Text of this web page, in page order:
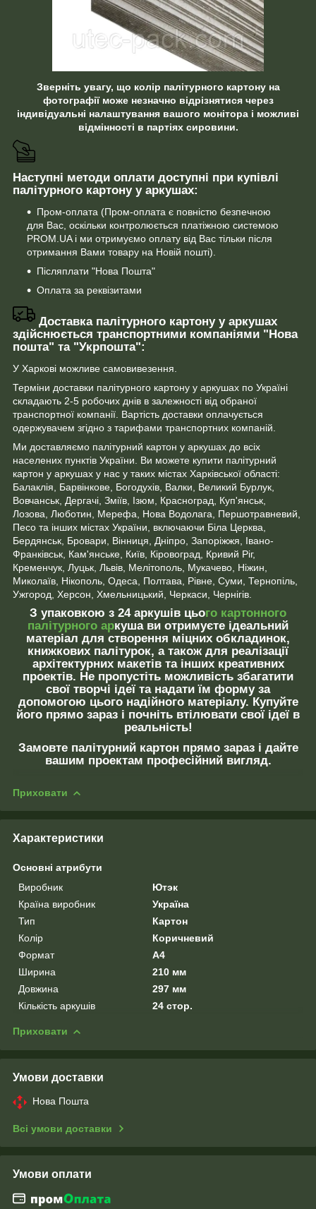
Зверніть увагу, що колір палітурного картону на
фотографії може незначно відрізнятися через
індивідуальні налаштування вашого монітора і можливі
відмінності в партіях сировини.
Наступні методи оплати доступні при купівлі
палітурного картону у аркушах:
Пром-оплата (Пром-оплата є повністю безпечною
для Вас, оскільки контролюється платіжною системою
PROM.UA і ми отримуємо оплату від Вас тільки після
отримання Вами товару на Новій пошті).
Післяплати "Нова Пошта"
Оплата за реквізитами
Доставка палітурного картону у аркушах
здійснюється транспортними компаніями "Нова
пошта" та "Укрпошта":
У Харкові можливе самовивезення.
Терміни доставки палітурного картону у аркушах по Україні
складають 2-5 робочих днів в залежності від обраної
транспортної компанії. Вартість доставки оплачується
одержувачем згідно з тарифами транспортних компаній.
Ми доставляємо палітурний картон у аркушах до всіх
населених пунктів України. Ви можете купити палітурний
картон у аркушах у нас у таких містах Харківської області:
Балаклія, Барвінкове, Богодухів, Валки, Великий Бурлук,
Вовчанськ, Дергачі, Зміїв, Ізюм, Красноград, Куп'янськ,
Лозова, Люботин, Мерефа, Нова Водолага, Першотравневий,
Песо та інших містах України, включаючи Біла Церква,
Бердянськ, Бровари, Вінниця, Дніпро, Запоріжжя, Івано-
Франківськ, Кам'янське, Київ, Кіровоград, Кривий Ріг,
Кременчук, Луцьк, Львів, Мелітополь, Мукачево, Ніжин,
Миколаїв, Нікополь, Одеса, Полтава, Рівне, Суми, Тернопіль,
Ужгород, Херсон, Хмельницький, Черкаси, Чернігів.
З упаковкою з 24 аркушів цього картонного
палітурного аркуша ви отримуєте ідеальний
матеріал для створення міцних обкладинок,
книжкових палітурок, а також для реалізації
архітектурних макетів та інших креативних
проектів. Не пропустіть можливість збагатити
свої творчі ідеї та надати їм форму за
допомогою цього надійного матеріалу. Купуйте
його прямо зараз і почніть втілювати свої ідеї в
реальність!
Замовте палітурний картон прямо зараз і дайте
вашим проектам професійний вигляд.
Приховати
Характеристики
Основні атрибути
Виробник
Ютэк
Країна виробник
Україна
Тип
Картон
Колір
Коричневий
Формат
A4
Ширина
210 мм
Довжина
297 мм
Кількість аркушів
24 стор.
Приховати
Умови доставки
Нова Пошта
Всі умови доставки
Умови оплати